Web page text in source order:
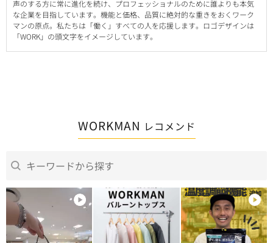
声のする方に常に進化を続け、プロフェッショナルのために誰よりも本気
な企業を目指しています。機能と価格、品質に絶対的な重きをおくワーク
マンの原点。私たちは「働く」すべての人を応援します。ロゴデザインは
「WORK」の頭文字をイメージしています。
WORKMAN レコメンド